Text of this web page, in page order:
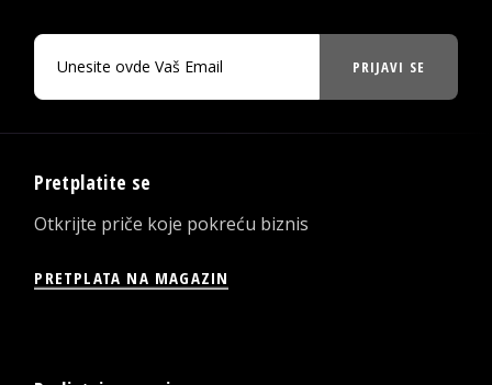
PRIJAVI SE
Pretplatite se
Otkrijte priče koje pokreću biznis
PRETPLATA NA MAGAZIN